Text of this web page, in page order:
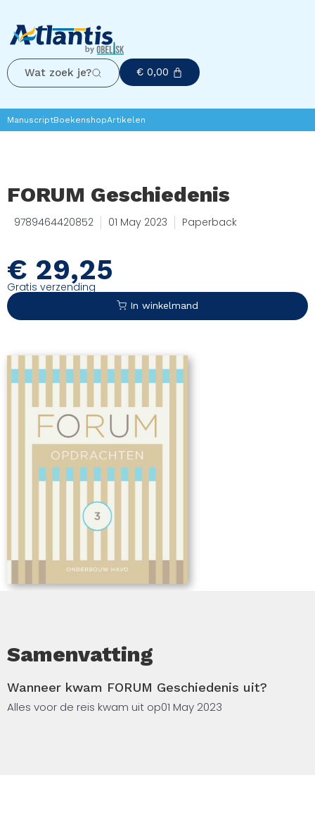
Wat zoek je? € 0,00
ManuscriptBoekenshopArtikelen
FORUM Geschiedenis
9789464420852 01 May 2023 Paperback
€ 29,25
Gratis verzending
In winkelmand
Samenvatting
Wanneer kwam FORUM Geschiedenis uit?
Alles voor de reis kwam uit op01 May 2023